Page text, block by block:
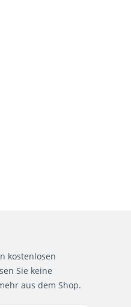
kostenlosen
Sie keine
aus dem Shop.